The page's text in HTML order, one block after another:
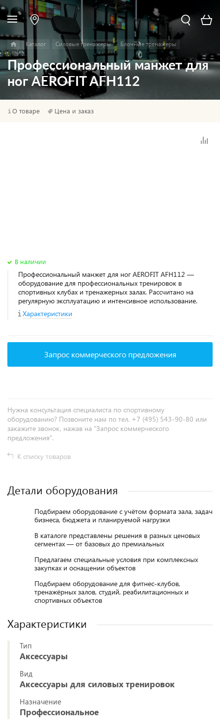
Каталог Силовые тренажеры Блочные тренажеры
Профессиональный манжет для
ног AEROFIT AFH112
О товаре Цена и заказ
В наличии
Профессиональный манжет для ног AEROFIT AFH112 —
оборудование для профессиональных тренировок в
спортивных клубах и тренажерных залах. Рассчитано на
регулярную эксплуатацию и интенсивное использование.
Характеристики
Запрос коммерческого предложения
Нужна консультация специалиста по спортивному
оборудованию? Позвоните нам по тел. +7 (495) 543-90-80 или
закажите звонок, нажав на "Запрос коммерческого
предложения".
К списку товаров
Детали оборудования
Подбираем оборудование с учётом формата зала, задач
бизнеса, бюджета и планируемой нагрузки
В каталоге представлены решения в разных ценовых
сегментах — от базовых до премиальных
Предлагаем специальные условия при комплексных
закупках и оснащении объектов
Подбираем оборудование для фитнес-клубов,
тренажёрных залов, студий, реабилитационных и
спортивных объектов
Характеристики
Тип
Аксессуары
Вид
Аксессуары для силовых тренировок
Назначение
Профессиональное